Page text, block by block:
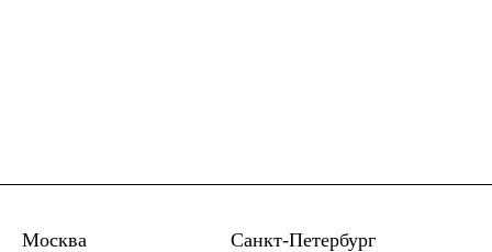
Москва Санкт-Петербург